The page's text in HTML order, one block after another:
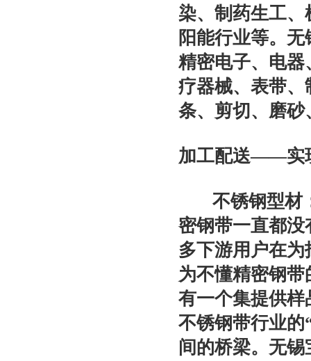
染、制药生工
阳能行业等。
精密电子、电
疗器械、表带
条、剪切、磨
加工配送——实
不锈钢型材：
密钢带一直都
多下游用户在
为不懂精密钢
有一个集提供
不锈钢带行业的
间的桥梁。无